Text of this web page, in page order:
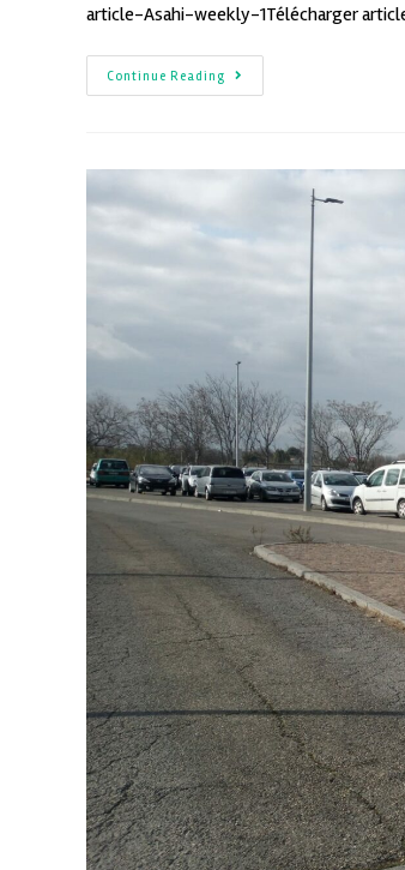
article-Asahi-weekly-1Télécharger
Continue Reading